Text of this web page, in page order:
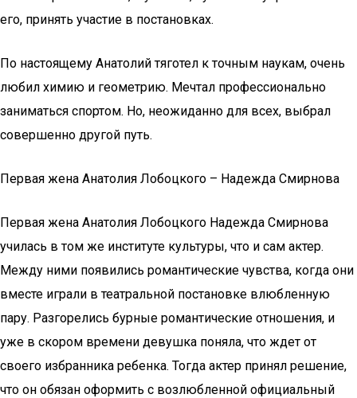
его, принять участие в постановках.
По настоящему Анатолий тяготел к точным наукам, очень
любил химию и геометрию. Мечтал профессионально
заниматься спортом. Но, неожиданно для всех, выбрал
совершенно другой путь.
Первая жена Анатолия Лобоцкого – Надежда Смирнова
Первая жена Анатолия Лобоцкого Надежда Смирнова
училась в том же институте культуры, что и сам актер.
Между ними появились романтические чувства, когда они
вместе играли в театральной постановке влюбленную
пару. Разгорелись бурные романтические отношения, и
уже в скором времени девушка поняла, что ждет от
своего избранника ребенка. Тогда актер принял решение,
что он обязан оформить с возлюбленной официальный